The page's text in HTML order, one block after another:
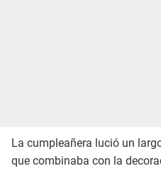
La cumpleañera lució un
que combinaba con la